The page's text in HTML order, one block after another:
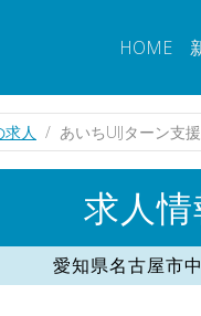
HOME
人 あいちUIJターン支
求人
愛知県名古屋市